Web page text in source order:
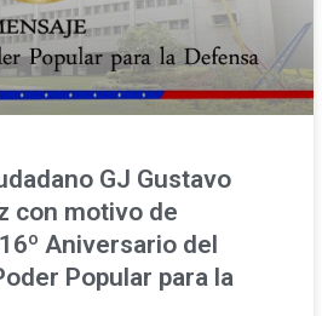
GJ Gustavo
con motivo de
Aniversario del
Popular para la